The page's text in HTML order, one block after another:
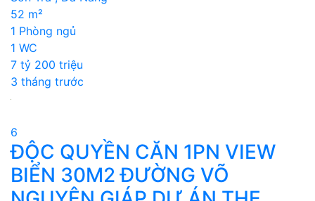
52 m²
1 Phòng ngủ
1 WC
7 tỷ 200 triệu
3 tháng trước
6
ĐỘC QUYỀN CĂN 1PN VIEW
BIỂN 30M2 ĐƯỜNG VÕ